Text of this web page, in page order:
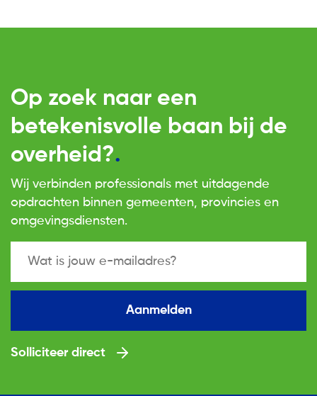
Op zoek naar een
betekenisvolle baan bij de
overheid?
Wij verbinden professionals met uitdagende
opdrachten binnen gemeenten, provincies en
omgevingsdiensten.
Aanmelden
Solliciteer direct